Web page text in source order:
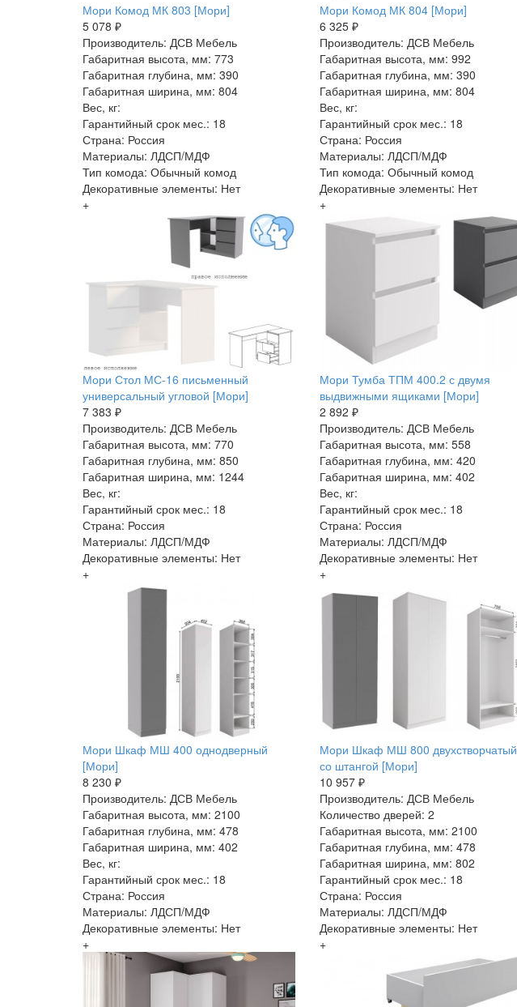
Мори Комод МК 803 [Мори]
5 078 ₽
Производитель: ДСВ Мебель
Габаритная высота, мм: 773
Габаритная глубина, мм: 390
Габаритная ширина, мм: 804
Вес, кг:
Гарантийный срок мес.: 18
Страна: Россия
Материалы: ЛДСП/МДФ
Тип комода: Обычный комод
Декоративные элементы: Нет
+
Мори Комод МК 804 [Мори]
6 325 ₽
Производитель: ДСВ Мебель
Габаритная высота, мм: 992
Габаритная глубина, мм: 390
Габаритная ширина, мм: 804
Вес, кг:
Гарантийный срок мес.: 18
Страна: Россия
Материалы: ЛДСП/МДФ
Тип комода: Обычный комод
Декоративные элементы: Нет
+
Мори Стол МС-16 письменный
универсальный угловой [Мори]
7 383 ₽
Производитель: ДСВ Мебель
Габаритная высота, мм: 770
Габаритная глубина, мм: 850
Габаритная ширина, мм: 1244
Вес, кг:
Гарантийный срок мес.: 18
Страна: Россия
Материалы: ЛДСП/МДФ
Декоративные элементы: Нет
+
Мори Тумба ТПМ 400.2 с двумя
выдвижными ящиками [Мори]
2 892 ₽
Производитель: ДСВ Мебель
Габаритная высота, мм: 558
Габаритная глубина, мм: 420
Габаритная ширина, мм: 402
Вес, кг:
Гарантийный срок мес.: 18
Страна: Россия
Материалы: ЛДСП/МДФ
Декоративные элементы: Нет
+
Мори Шкаф МШ 400 однодверный
[Мори]
8 230 ₽
Производитель: ДСВ Мебель
Габаритная высота, мм: 2100
Габаритная глубина, мм: 478
Габаритная ширина, мм: 402
Вес, кг:
Гарантийный срок мес.: 18
Страна: Россия
Материалы: ЛДСП/МДФ
Декоративные элементы: Нет
+
Мори Шкаф МШ 800 двухстворчатый
со штангой [Мори]
10 957 ₽
Производитель: ДСВ Мебель
Количество дверей: 2
Габаритная высота, мм: 2100
Габаритная глубина, мм: 478
Габаритная ширина, мм: 802
Гарантийный срок мес.: 18
Страна: Россия
Материалы: ЛДСП/МДФ
Декоративные элементы: Нет
+